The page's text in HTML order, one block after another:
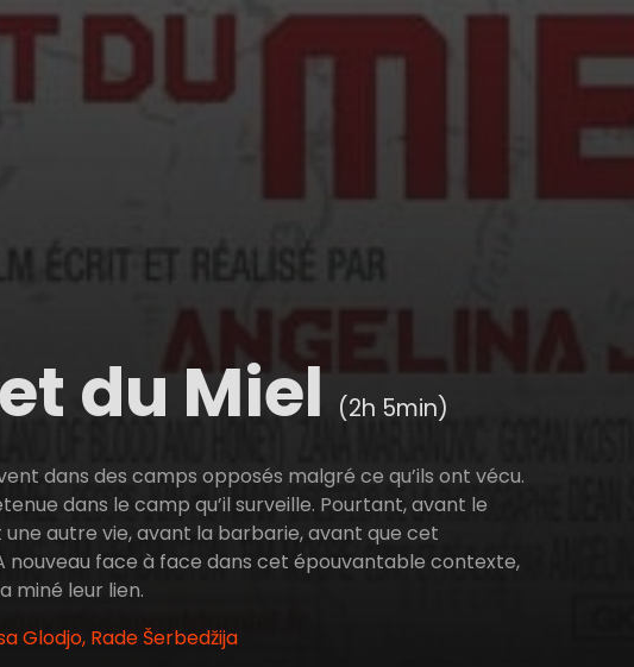
du Miel (2h 5min)
dans des camps opposés malgré ce qu’ils ont vécu.
dans le camp qu’il surveille. Pourtant, avant le
autre vie, avant la barbarie, avant que cet
face à face dans cet épouvantable contexte,
miné leur lien.
Glodjo, Rade Šerbedžija